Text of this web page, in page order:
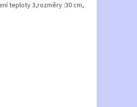
teploty 3,rozměry :30 cm,